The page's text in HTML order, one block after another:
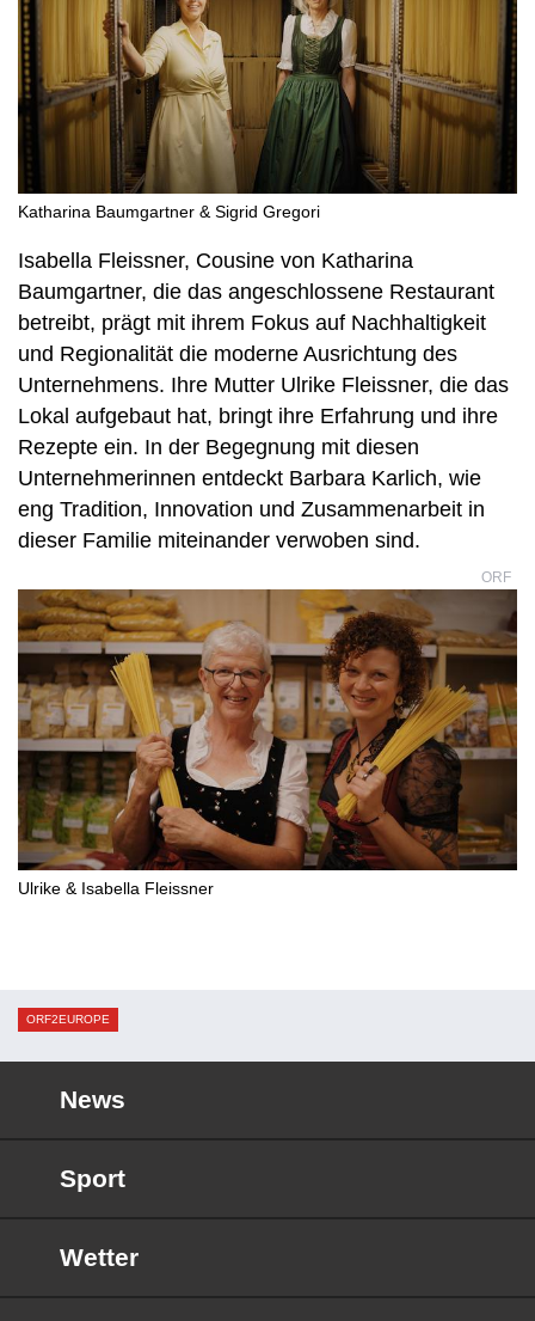
Katharina Baumgartner & Sigrid Gregori
Isabella Fleissner, Cousine von Katharina
Baumgartner, die das angeschlossene Restaurant
betreibt, prägt mit ihrem Fokus auf Nachhaltigkeit
und Regionalität die moderne Ausrichtung des
Unternehmens. Ihre Mutter Ulrike Fleissner, die das
Lokal aufgebaut hat, bringt ihre Erfahrung und ihre
Rezepte ein. In der Begegnung mit diesen
Unternehmerinnen entdeckt Barbara Karlich, wie
eng Tradition, Innovation und Zusammenarbeit in
dieser Familie miteinander verwoben sind.
ORF
Ulrike & Isabella Fleissner
ORF2EUROPE
News
Sport
Wetter